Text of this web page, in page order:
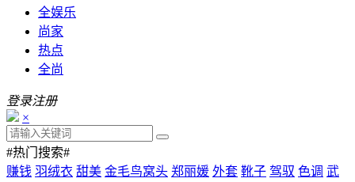
全娱乐
尚家
热点
全尚
登录注册
×
#热门搜索#
赚钱 羽绒衣 甜美 金毛鸟窝头 郑丽媛 外套 靴子 驾驭 色调 武